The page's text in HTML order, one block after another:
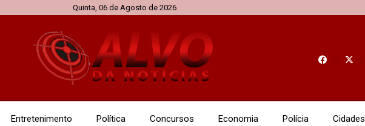
Quinta, 06 de Agosto de 2026
Entretenimento Política Concursos Economia Polícia Cidades